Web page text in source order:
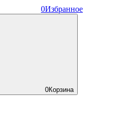
0Избранное
0Корзина